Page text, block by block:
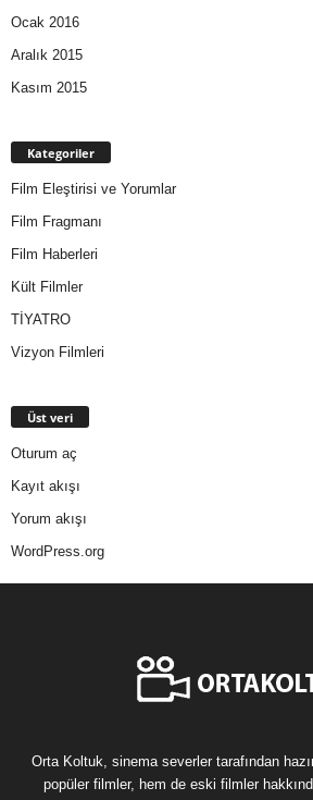
Ocak 2016
Aralık 2015
Kasım 2015
Kategoriler
Film Eleştirisi ve Yorumlar
Film Fragmanı
Film Haberleri
Kült Filmler
TİYATRO
Vizyon Filmleri
Üst veri
Oturum aç
Kayıt akışı
Yorum akışı
WordPress.org
Orta Koltuk, sinema severler tarafından
popüler filmler, hem de eski filmler